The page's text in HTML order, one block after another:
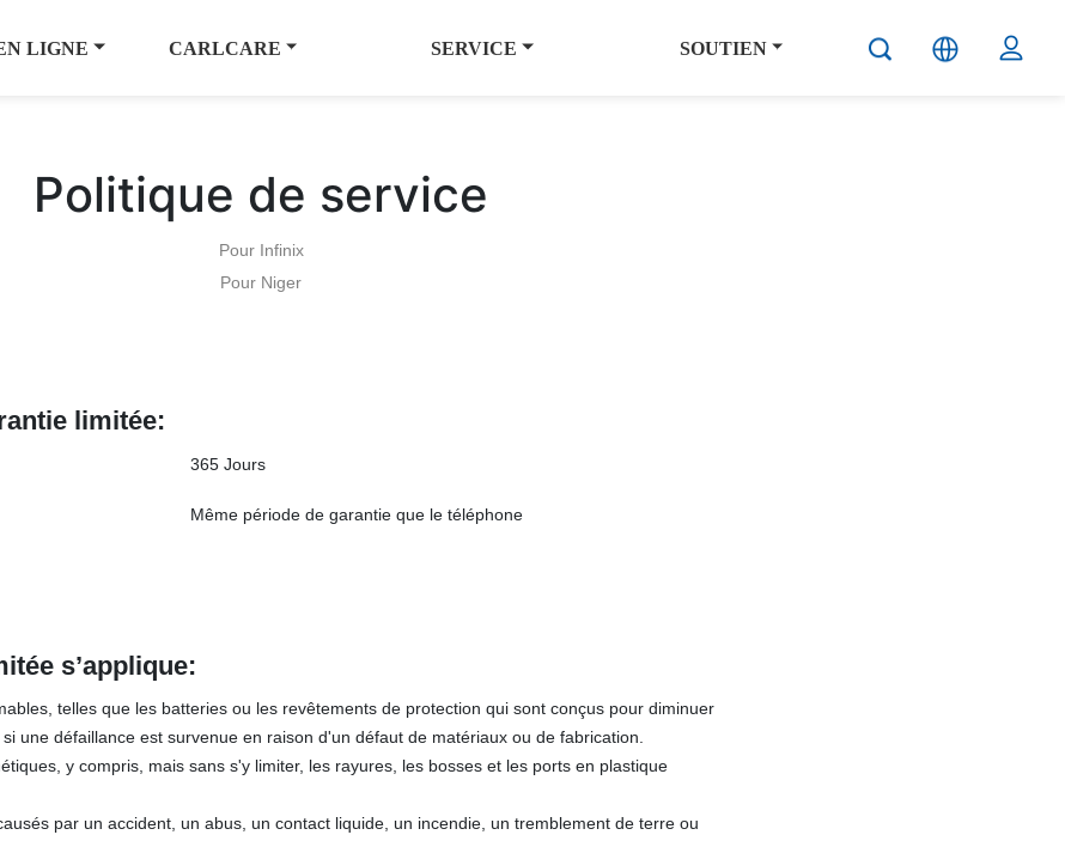
LIGNE CARLCARE SERVICE SOUTIEN
Politique de service
Pour Infinix
Pour Niger
limitée:
365 Jours
Même période de garantie que le téléphone
s’applique:
telles que les batteries ou les revêtements de protection qui sont conçus pour diminuer
une défaillance est survenue en raison d'un défaut de matériaux ou de fabrication.
y compris, mais sans s'y limiter, les rayures, les bosses et les ports en plastique
par un accident, un abus, un contact liquide, un incendie, un tremblement de terre ou